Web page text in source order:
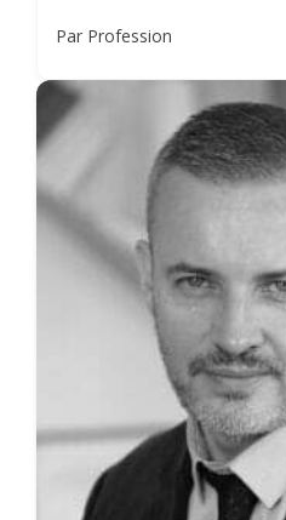
Par Profession